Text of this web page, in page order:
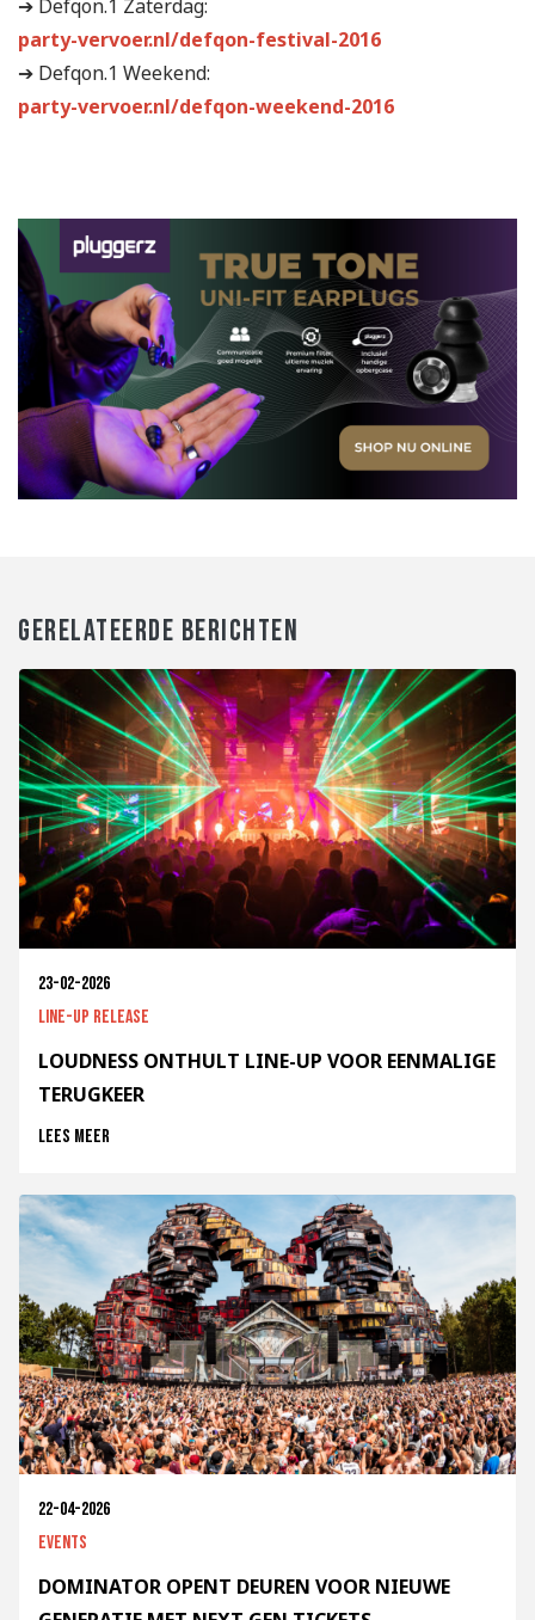
➔ Defqon.1 Zaterdag:
party-vervoer.nl/defqon-festival-2016
➔ Defqon.1 Weekend:
party-vervoer.nl/defqon-weekend-2016
GERELATEERDE BERICHTEN
23-02-2026
Line-up release
LOUDNESS ONTHULT LINE-UP VOOR EENMALIGE
TERUGKEER
Lees meer
22-04-2026
Events
DOMINATOR OPENT DEUREN VOOR NIEUWE